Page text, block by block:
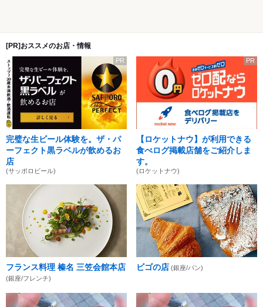
[PR]おススメのお店・情報
PR
完璧な生ビール体験を。ザ・パ
ーフェクト黒ラベルが飲めるお
店
(サッポロビール)
PR
【ロケットナウ】が利用できる
食べログ掲載店舗をご紹介しま
す。
(ロケットナウ)
フランス料理 榛名 三笠会館本店
(銀座/フレンチ)
ビゴの店 (銀座/パン)